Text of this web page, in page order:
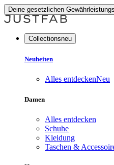
Deine gesetzlichen
Collectionsneu
Neuheiten
Alles entdeckenNeu
Damen
Alles entdecken
Schuhe
Kleidung
Taschen &